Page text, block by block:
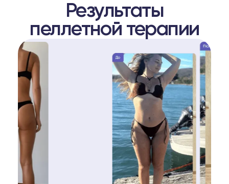
Результаты
пеллетной терапии